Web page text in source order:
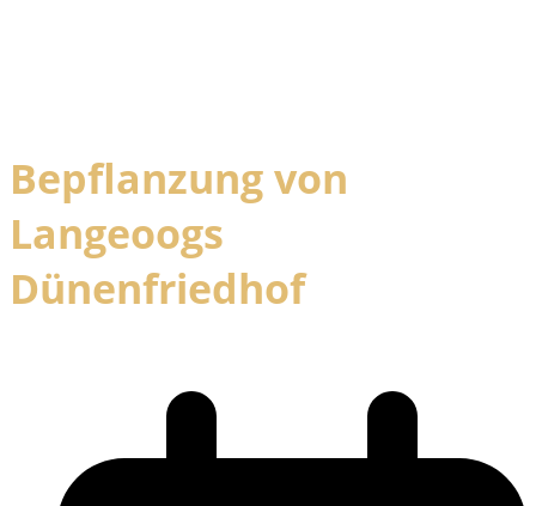
Bepflanzung von
Langeoogs
Dünenfriedhof